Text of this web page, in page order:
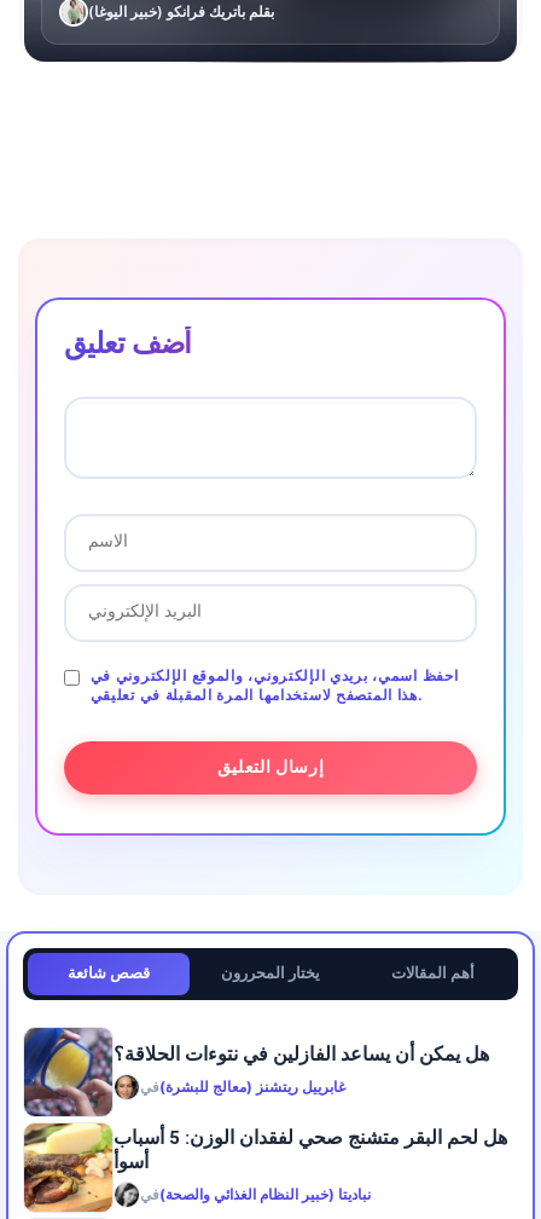
بقلم باتريك فرانكو (خبير اليوغا)
أضف تعليق
احفظ اسمي، بريدي الإلكتروني، والموقع الإلكتروني في
هذا المتصفح لاستخدامها المرة المقبلة في تعليقي.
قصص شائعة يختار المحررون أهم المقالات
هل يمكن أن يساعد الفازلين في نتوءات الحلاقة؟
فيغابرييل ريتشنز (معالج للبشرة)
هل لحم البقر متشنج صحي لفقدان الوزن: 5 أسباب
أسوأ
فينباديتا (خبير النظام الغذائي والصحة)